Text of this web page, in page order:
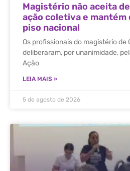
Magistério não aceita
ação coletiva e mantém
piso nacional
Os profissionais do magistério de
deliberaram, por unanimidade,
Ação
LEIA MAIS »
5 de agosto de 2026